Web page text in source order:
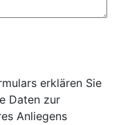
erklären Sie
Daten zur
Anliegens